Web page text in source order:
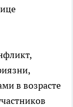
в возрасте